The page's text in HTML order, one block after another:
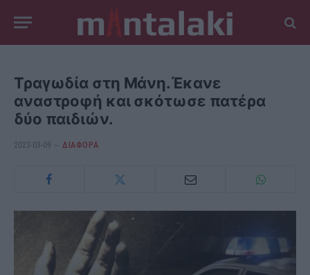
Τραγωδία στη Μάνη.Έκανε
αναστροφή και σκότωσε πατέρα
δύο παιδιών.
2023-03-09 ΔΙΆΦΟΡΑ